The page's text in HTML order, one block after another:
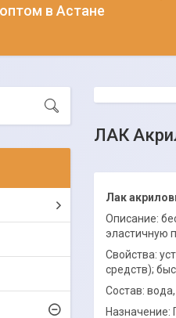
в Астане
ЛАК
Лак
Описание:
эластичную
Свойства:
средств);
Состав:
Назначение: